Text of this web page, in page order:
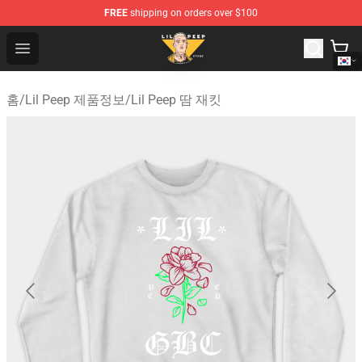
FREE shipping on orders over $100
Open menu
Lil Peep Store - Official Lil Peep Merchandise Shop
홈/Lil Peep 제품정보/Lil Peep 땀 재킷